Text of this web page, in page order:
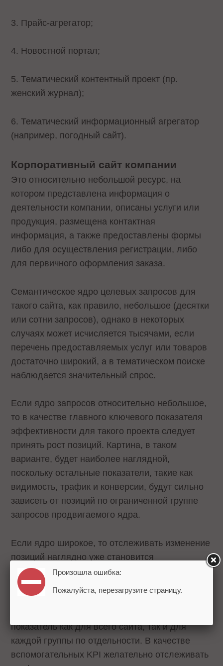
3. Прайс-агрегатор;
4. Новостной портал;
5. Тематический контентный проект (пр.
женский журнал);
6. Тематический информационный агрегатор
(например, погодный сайт).
Корпоративный сайт компании
Это относительно небольшой ресурс, на
котором представлена информация о
деятельности компании, описаны услуги или
продукция, размещена контактная
информация, а также предоставлены формы
либо для осуществления регистрации, либо
для первичного оформления заказа.
Семантическое ядро целевых запросов для
такого сайта, как правило, небольшое (десятки
или сотни запросов), однако в некоторых
случаях может исчисляется тысячами, если
перечень предоставляемых услуг или товаров
достаточно широкий, а в тематическом поиске
наблюдается значительный спрос.
Если ядро запросов относительно небольшое,
то в качестве главного ключевого показателя
эффективности для такого проекта следует
принять рост позиций. Картина, в таком
варианте, будет наиболее наглядной,
поскольку остальные показатели, такие как
видимость, трафик и конверсии, будут сильно
зависеть от позиций по ограниченной группе
запросов продвигаемого ядра.
Если ядро широкое, то отслеживать изменение
позиций наглядно уже становится
затруднительно. В таком случае лучше
использовать показатель «видимости»,
предварительно сегментировав запросы на
показатель как для всего сайта, так и для
каждой группы по отдельности. В качестве
вспомогательных KPI желательно отслеживать
Произошла ошибка:
Пожалуйста, перезагрузите страницу.